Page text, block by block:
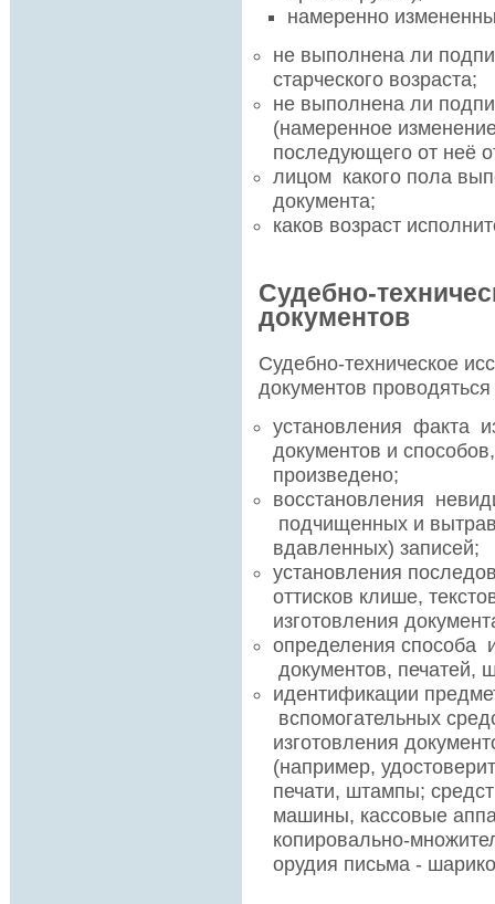
намеренно
не выполнена ли
старческого возраста;
не выполнена ли
(намеренное
последующего от неё
лицом какого пола
документа;
каков возраст
Судебно-
документов
Судебно-техническое
документов
установления факта
документов и
произведено;
восстановления
подчищенных и
вдавленных) записей;
установления
оттисков клише,
изготовления
определения способа
документов, печатей,
идентификации
вспомогательных
изготовления
(например,
печати, штампы;
машины, кассовые
копировально-
орудия письма -